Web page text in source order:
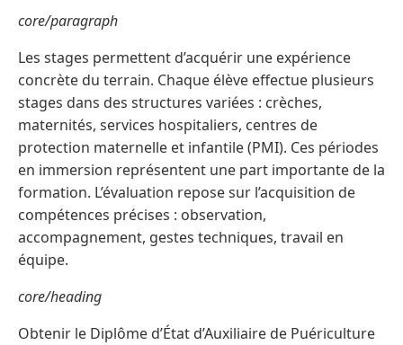
core/paragraph
Les stages permettent d’acquérir une expérience
concrète du terrain. Chaque élève effectue plusieurs
stages dans des structures variées : crèches,
maternités, services hospitaliers, centres de
protection maternelle et infantile (PMI). Ces périodes
en immersion représentent une part importante de la
formation. L’évaluation repose sur l’acquisition de
compétences précises : observation,
accompagnement, gestes techniques, travail en
équipe.
core/heading
Obtenir le Diplôme d’État d’Auxiliaire de Puériculture